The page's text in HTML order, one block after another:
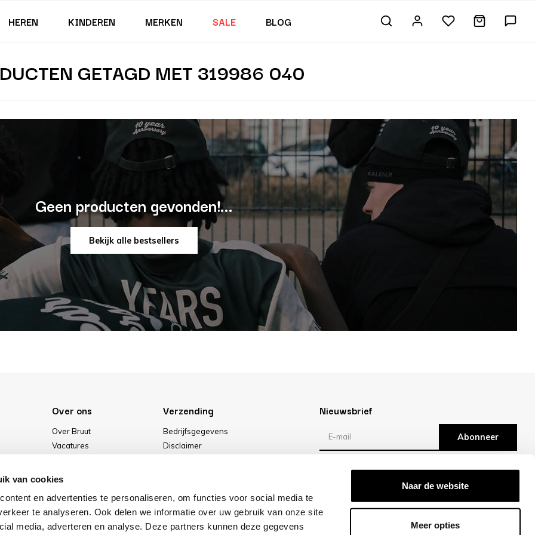
van cookies
en advertenties te personaliseren, om functies voor social media te
te analyseren. Ook delen we informatie over uw gebruik van onze site
media, adverteren en analyse. Deze partners kunnen deze gegevens
Naar de website
Meer opties
HEREN KINDEREN MERKEN SALE BLOG
GETAGD MET 319986 040
Geen producten gevonden!...
Bekijk alle bestsellers
Over ons
Over Bruut
Vacatures
Onze winkel
Verzending
Bedrijfsgegevens
Disclaimer
Nieuwsbrief
Abonneer
Reviews
/10 -klantbeoordelingen